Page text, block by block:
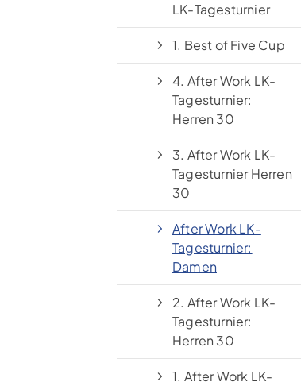
LK-Tagesturnier
1. Best of Five Cup
4. After Work LK-
Tagesturnier:
Herren 30
3. After Work LK-
Tagesturnier Herren
30
After Work LK-
Tagesturnier:
Damen
2. After Work LK-
Tagesturnier:
Herren 30
1. After Work LK-